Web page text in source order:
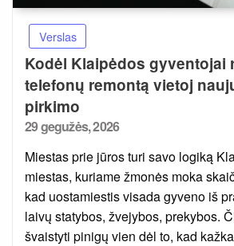
Verslas
Kodėl Klaipėdos gyventojai
telefonų remontą vietoj
pirkimo
Posted
29 gegužės, 2026
Miestas prie jūros turi savo logiką
miestas, kuriame žmonės moka
kad uostamiestis visada gyveno iš
laivų statybos, žvejybos, prekybos.
švaistyti pinigų vien dėl to, kad